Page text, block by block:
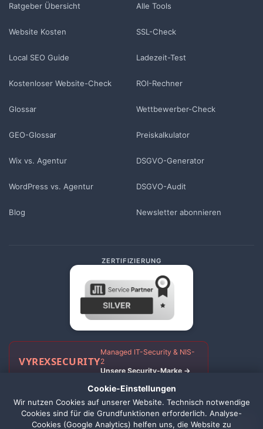
Ratgeber Übersicht
Website Kosten
Local SEO Guide
Kostenloser Website-Check
Glossar
GEO-Glossar
Wix vs. Agentur
WordPress vs. Agentur
Blog
Alle Tools
SSL-Check
Ladezeit-Test
ROI-Rechner
Wettbewerber-Check
Preiskalkulator
DSGVO-Generator
DSGVO-Audit
Newsletter abonnieren
ZERTIFIZIERUNG
VYREXSECURITY
Managed IT-Security & NIS-
2
Unsere Security-Marke →
Impressum Datenschutz AGBWiderrufsbelehrungCookie Einstellungen
Cookie-Einstellungen
Wir nutzen Cookies auf unserer Website. Technisch notwendige
Cookies sind für die Grundfunktionen erforderlich. Analyse-
Cookies (Google Analytics) helfen uns, die Website zu